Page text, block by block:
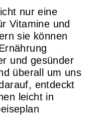
nur eine
Vitamine und
sie können
und gesünder
überall um uns
entdeckt
leicht in